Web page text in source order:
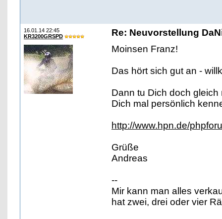
16.01.14 22:45
KR3200GRSPD
Re: Neuvorstellung
Moinsen Franz!
Das hört sich gut an -
Dann tu Dich doch
Dich mal persönlich
http://www.hpn.de/
Grüße
Andreas
--
Mir kann man alles
hat zwei, drei oder vier